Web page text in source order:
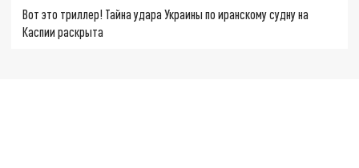
Вот это триллер! Тайна удара Украины по иранскому судну на
Каспии раскрыта